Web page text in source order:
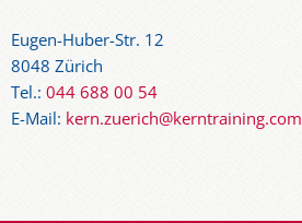
Eugen-Huber-Str. 12
8048 Zürich
Tel.: 044 688 00 54
E-Mail: kern.zuerich@kerntraining.com